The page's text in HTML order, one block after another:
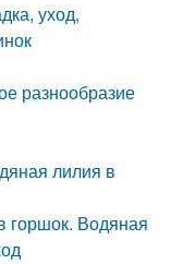
уход,
разнообразие
лилия в
горшок. Водяная